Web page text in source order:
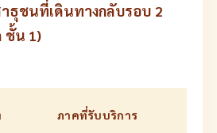
ธุชนที่เดินทางกลับรอบ 2
ชั้น 1)
ภาคที่รับบริการ